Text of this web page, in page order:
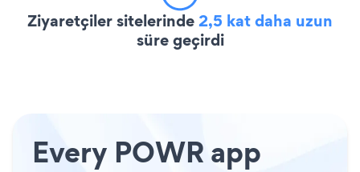
Ziyaretçiler sitelerinde2,5 kat daha uzun
süre geçirdi
Every POWR app